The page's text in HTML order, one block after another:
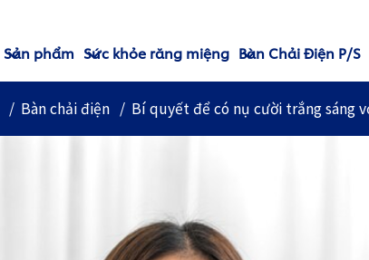
Sản phẩm Sức khỏe răng miệng Bàn Chải Điện P/S
Bàn chải điện Bí quyết để có nụ cười trắng sáng